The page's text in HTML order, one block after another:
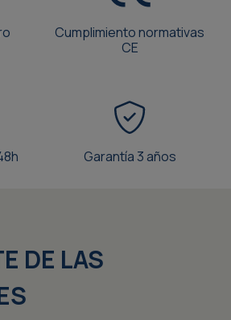
Cumplimiento normativas
CE
Garantía 3 años
DE LAS